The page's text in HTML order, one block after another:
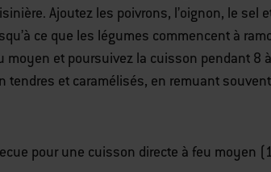
Ajoutez les poivrons, l’oignon, le sel
ce que les légumes commencent à
moyen et poursuivez la cuisson pendant 8
tendres et caramélisés, en remuant
pour une cuisson directe à feu moyen